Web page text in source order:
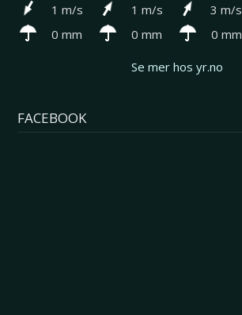
1 m/s
0 mm
1 m/s
0 mm
3 m/s
0 mm
Se mer hos yr.no
FACEBOOK